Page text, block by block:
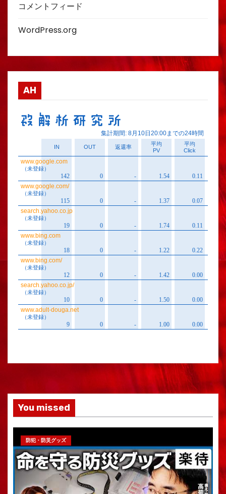
コメントフィード
WordPress.org
AH
You missed
防犯・防災グッズ